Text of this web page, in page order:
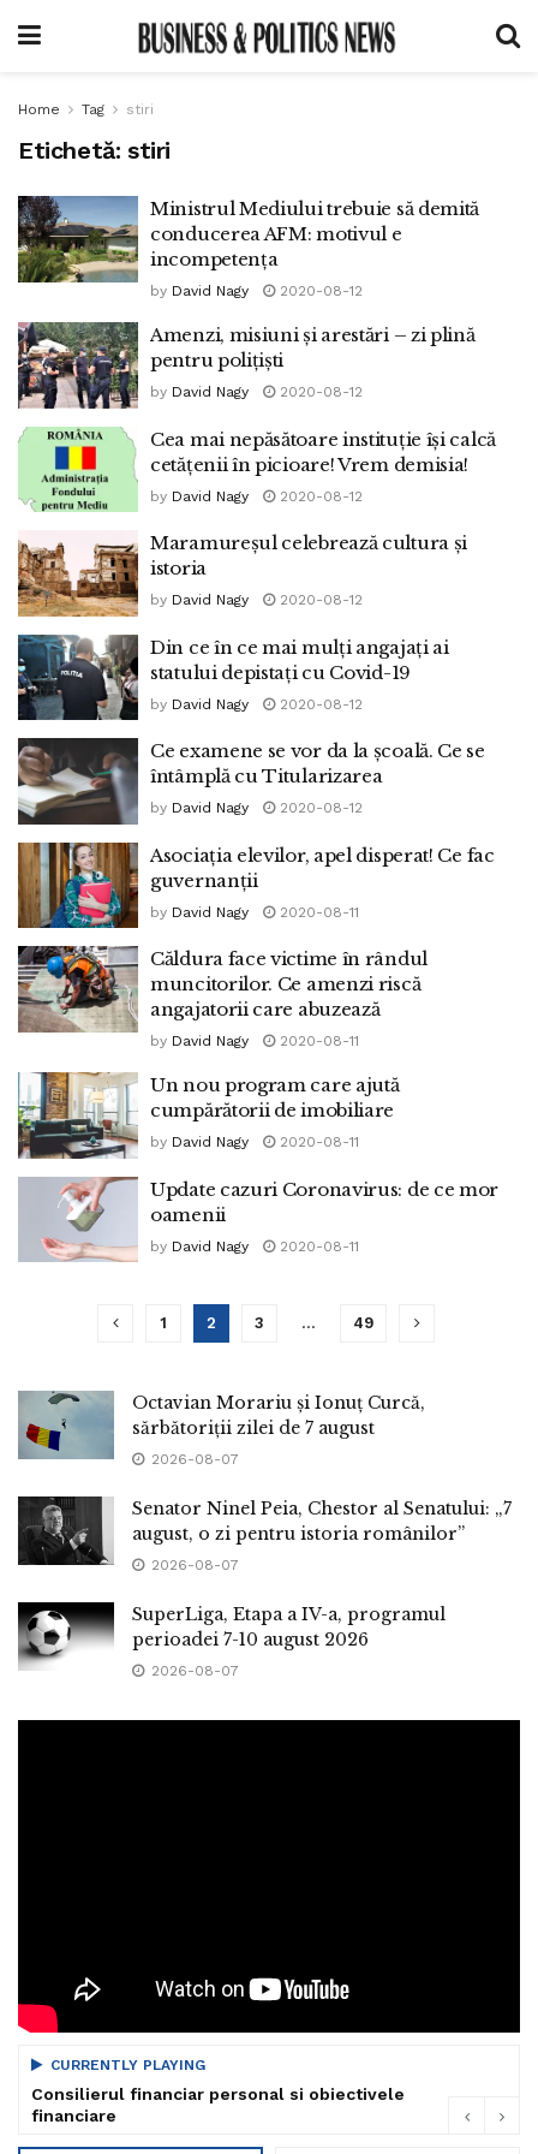
Home Tag stiri
Etichetă: stiri
Ministrul Mediului trebuie să demită
conducerea AFM: motivul e
incompetența
by David Nagy 2020-08-12
Amenzi, misiuni și arestări – zi plină
pentru polițiști
by David Nagy 2020-08-12
Cea mai nepăsătoare instituție își calcă
cetățenii în picioare! Vrem demisia!
by David Nagy 2020-08-12
Maramureșul celebrează cultura și
istoria
by David Nagy 2020-08-12
Din ce în ce mai mulți angajați ai
statului depistați cu Covid-19
by David Nagy 2020-08-12
Ce examene se vor da la școală. Ce se
întâmplă cu Titularizarea
by David Nagy 2020-08-12
Asociația elevilor, apel disperat! Ce fac
guvernanții
by David Nagy 2020-08-11
Căldura face victime în rândul
muncitorilor. Ce amenzi riscă
angajatorii care abuzează
by David Nagy 2020-08-11
Un nou program care ajută
cumpărătorii de imobiliare
by David Nagy 2020-08-11
Update cazuri Coronavirus: de ce mor
oamenii
by David Nagy 2020-08-11
1 2 3 … 49
Octavian Morariu și Ionuț Curcă,
sărbătoriții zilei de 7 august
2026-08-07
Senator Ninel Peia, Chestor al Senatului: „7
august, o zi pentru istoria românilor”
2026-08-07
SuperLiga, Etapa a IV-a, programul
perioadei 7-10 august 2026
2026-08-07
CURRENTLY PLAYING
Consilierul financiar personal si obiectivele
financiare